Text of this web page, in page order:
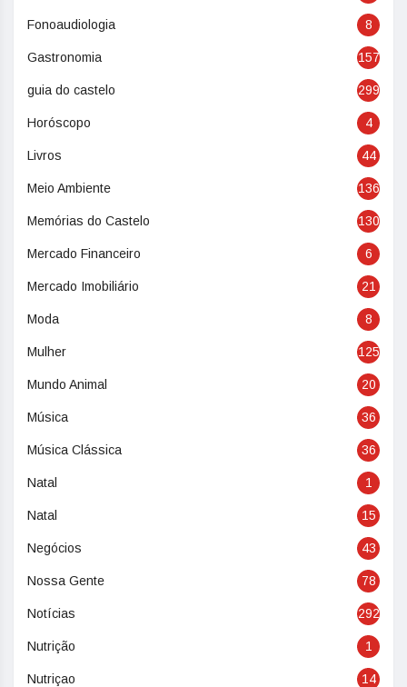
Fonoaudiologia 8
Gastronomia 157
guia do castelo 299
Horóscopo 4
Livros 44
Meio Ambiente 136
Memórias do Castelo 130
Mercado Financeiro 6
Mercado Imobiliário 21
Moda 8
Mulher 125
Mundo Animal 20
Música 36
Música Clássica 36
Natal 1
Natal 15
Negócios 43
Nossa Gente 78
Notícias 292
Nutrição 1
Nutriçao 14